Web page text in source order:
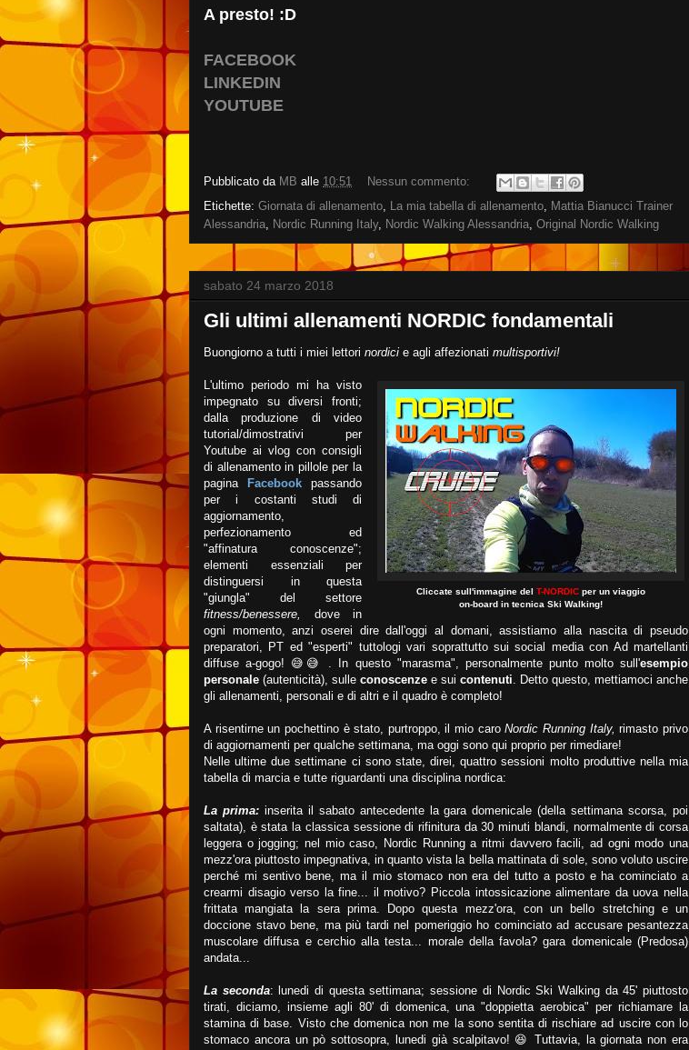
A presto! :D
FACEBOOK
LINKEDIN
YOUTUBE
Pubblicato da MB alle 10:51
Nessun commento:
Etichette: Giornata di allenamento, La mia tabella di allenamento, Mattia Bianucci Trainer
Alessandria, Nordic Running Italy, Nordic Walking Alessandria, Original Nordic Walking
sabato 24 marzo 2018
Gli ultimi allenamenti NORDIC fondamentali
Buongiorno a tutti i miei lettori nordici e agli affezionati multisportivi!
Cliccate sull'immagine del T-NORDIC per un viaggio
on-board in tecnica Ski Walking!
L'ultimo periodo mi ha visto
impegnato su diversi fronti;
dalla produzione di video
tutorial/dimostrativi per
Youtube ai vlog con consigli
di allenamento in pillole per la
pagina
Facebook passando
per i costanti studi di
aggiornamento,
perfezionamento ed
"affinatura conoscenze";
elementi essenziali per
distinguersi in questa
"giungla" del settore
fitness/benessere,
dove in
ogni momento, anzi oserei dire dall'oggi al domani, assistiamo alla nascita di pseudo
preparatori, PT ed "esperti" tuttologi vari soprattutto sui social media con Ad martellanti
diffuse a-gogo! 😅😅 . In questo "marasma", personalmente punto molto sull'esempio
personale (autenticità), sulle conoscenze e sui contenuti. Detto questo, mettiamoci anche
gli allenamenti, personali e di altri e il quadro è completo!
A risentirne un pochettino è stato, purtroppo, il mio caroNordic Running Italy, rimasto privo
di aggiornamenti per qualche settimana, ma oggi sono qui proprio per rimediare!
Nelle ultime due settimane ci sono state, direi, quattro sessioni molto produttive nella mia
tabella di marcia e tutte riguardanti una disciplina nordica:
La prima:inserita il sabato antecedente la gara domenicale (della settimana scorsa, poi
saltata), è stata la classica sessione di rifinitura da 30 minuti blandi, normalmente di corsa
leggera o jogging; nel mio caso, Nordic Running a ritmi davvero facili, ad ogni modo una
mezz'ora piuttosto impegnativa, in quanto vista la bella mattinata di sole, sono voluto uscire
perché mi sentivo bene, ma il mio stomaco non era del tutto a posto e ha cominciato a
crearmi disagio verso la fine... il motivo? Piccola intossicazione alimentare da uova nella
frittata mangiata la sera prima. Dopo questa mezz'ora, con un bello stretching e un
doccione stavo bene, ma più tardi nel pomeriggio ho cominciato ad accusare pesantezza
muscolare diffusa e cerchio alla testa... morale della favola? gara domenicale (Predosa)
andata...
La seconda: lunedi di questa settimana; sessione di Nordic Ski Walking da 45' piuttosto
tirati, diciamo, insieme agli 80' di domenica, una "doppietta aerobica" per richiamare la
stamina di base. Visto che domenica non me la sono sentita di rischiare ad uscire con lo
stomaco ancora un pò sottosopra, lunedi già scalpitavo! 😆 Tuttavia, la giornata non era